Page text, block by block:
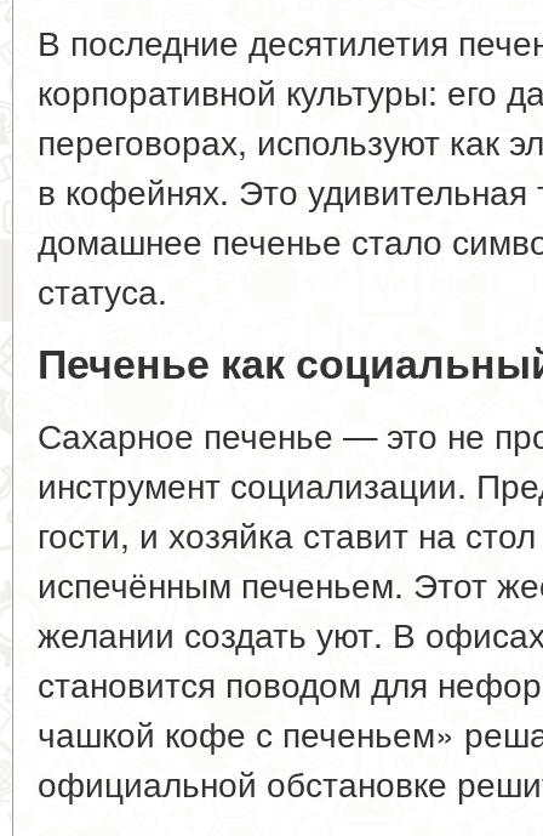
В последние десятилетия
корпоративной культуры: его
переговорах, используют как
в кофейнях. Это
домашнее печенье стало
статуса.
Печенье как
Сахарное печенье — это не
инструмент социализации.
гости, и хозяйка ставит на
испечённым печеньем. Этот
желании создать уют. В
становится поводом для
чашкой кофе с печеньем»
официальной обстановке